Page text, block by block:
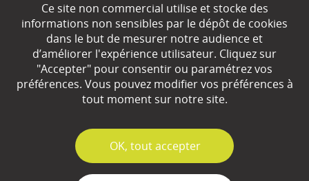
EN SAVOIR
Qui sommes-nous ?
Partenaires
Plan du site
Ce site non commercial utilise et stocke des
informations non sensibles par le dépôt de cookies
dans le but de mesurer notre audience et
d’améliorer l'expérience utilisateur. Cliquez sur
"Accepter" pour consentir ou paramétrez vos
préférences. Vous pouvez modifier vos préférences à
tout moment sur notre site.
✓
OK, tout accepter